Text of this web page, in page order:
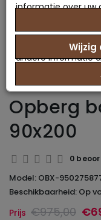
Opberg
90x200
0
Model: OBX-
Beschikbaarheid: Op
Prijs €975,00
informatie over uw
partners voor
partners kunnen
andere informatie
hebben verzameld
services.
Wijzig